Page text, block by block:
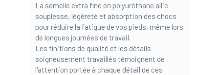
La semelle extra fine en polyuréthane allie
souplesse, légèreté et absorption des chocs
pour réduire la fatigue de vos pieds, même lors
de longues journées de travail.
Les finitions de qualité et les détails
soigneusement travaillés témoignent de
l'attention portée à chaque détail de ces